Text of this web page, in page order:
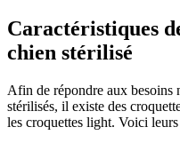
Caractéristiques
chien stérilisé
Afin de répondre aux besoins
stérilisés, il existe des
les croquettes light. Voici